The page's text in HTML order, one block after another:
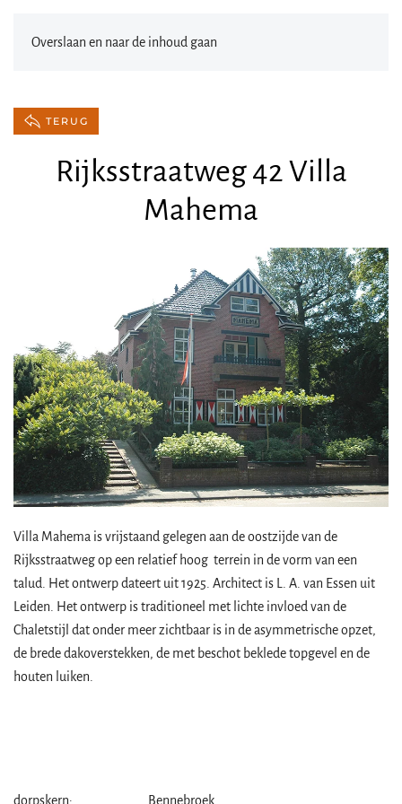
Overslaan en naar de inhoud gaan
TERUG
Rijksstraatweg 42 Villa
Mahema
Villa Mahema is vrijstaand gelegen aan de oostzijde van de
Rijksstraatweg op een relatief hoog terrein in de vorm van een
talud. Het ontwerp dateert uit 1925. Architect is L. A. van Essen uit
Leiden. Het ontwerp is traditioneel met lichte invloed van de
Chaletstijl dat onder meer zichtbaar is in de asymmetrische opzet,
de brede dakoverstekken, de met beschot beklede topgevel en de
houten luiken.
dorpskern: Bennebroek